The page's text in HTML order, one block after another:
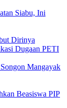
Siabu, Ini
Dirinya
Dugaan PETI
Mangayak
Beasiswa PIP